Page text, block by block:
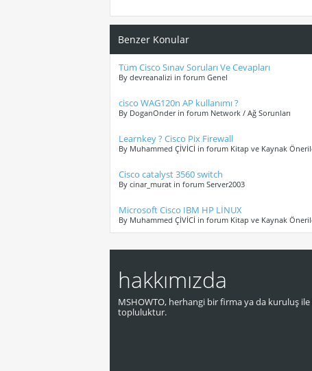
Benzer Konular
Tüm Cisco Sınav Soruları Ve Cevapları
By devreanalizi in forum Genel
cisco WAG120n AP kullanımı ?
By DoganOnder in forum Network / Ağ Sorunları
Learnkey ? Cisco Pix Firewall
By Muhammed ÇİVİCİ in forum Kitap ve Kaynak
Cisco catalyst 3560 switch
By cinar_murat in forum Server2003
Microsoft Cisco IBM HP LİNUX
By Muhammed ÇİVİCİ in forum Kitap ve Kaynak
hakkımızda
MSHOWTO, herhangi bir firma ya da kuruluş ile
topluluktur.